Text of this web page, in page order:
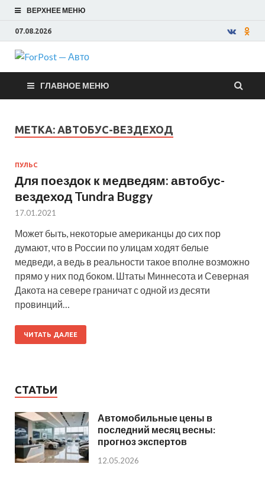
ВЕРХНЕЕ МЕНЮ
07.08.2026
ForPost —
Авто
ГЛАВНОЕ МЕНЮ
МЕТКА: АВТОБУС-ВЕЗДЕХОД
ПУЛЬС
Для поездок к медведям: автобус-
вездеход Tundra Buggy
17.01.2021
Может быть, некоторые американцы до сих пор
думают, что в России по улицам ходят белые
медведи, а ведь в реальности такое вполне возможно
прямо у них под боком. Штаты Миннесота и Северная
Дакота на севере граничат с одной из десяти
провинций…
ЧИТАТЬ ДАЛЕЕ
СТАТЬИ
Автомобильные цены в
последний месяц весны:
прогноз экспертов
12.05.2026